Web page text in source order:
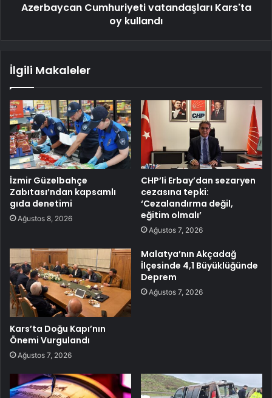
Azerbaycan Cumhuriyeti vatandaşları Kars'ta
oy kullandı
İlgili Makaleler
İzmir Güzelbahçe
Zabıtası’ndan kapsamlı
gıda denetimi
Ağustos 8, 2026
CHP’li Erbay’dan sezaryen
cezasına tepki:
‘Cezalandırma değil,
eğitim olmalı’
Ağustos 7, 2026
Kars’ta Doğu Kapı’nın
Önemi Vurgulandı
Ağustos 7, 2026
Malatya’nın Akçadağ
İlçesinde 4,1 Büyüklüğünde
Deprem
Ağustos 7, 2026